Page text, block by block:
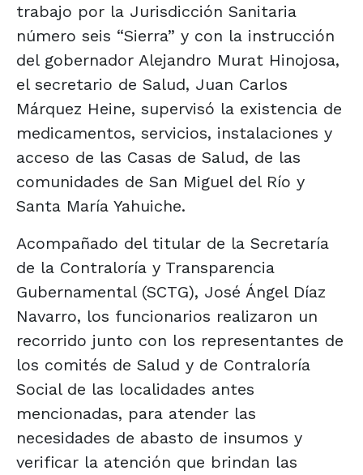
trabajo por la Jurisdicción Sanitaria
número seis “Sierra” y con la instrucción
del gobernador Alejandro Murat Hinojosa,
el secretario de Salud, Juan Carlos
Márquez Heine, supervisó la existencia de
medicamentos, servicios, instalaciones y
acceso de las Casas de Salud, de las
comunidades de San Miguel del Río y
Santa María Yahuiche.
Acompañado del titular de la Secretaría
de la Contraloría y Transparencia
Gubernamental (SCTG), José Ángel Díaz
Navarro, los funcionarios realizaron un
recorrido junto con los representantes de
los comités de Salud y de Contraloría
Social de las localidades antes
mencionadas, para atender las
necesidades de abasto de insumos y
verificar la atención que brindan las